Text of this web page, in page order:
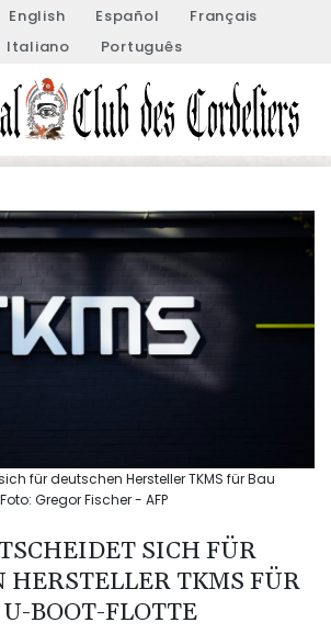
English Español
Français
Italiano
Português
für deutschen Hersteller TKMS für Bau
Gregor Fischer - AFP
SICH FÜR
HERSTELLER TKMS FÜR
BOOT-FLOTTE